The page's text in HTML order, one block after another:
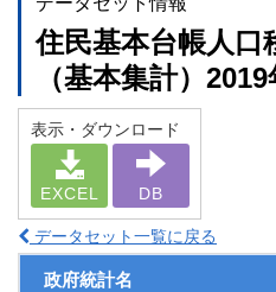
住民基本台帳人口
（基本集計）
表示・ダウンロード
EXCEL DB
データセット一覧に戻る
政府統計名